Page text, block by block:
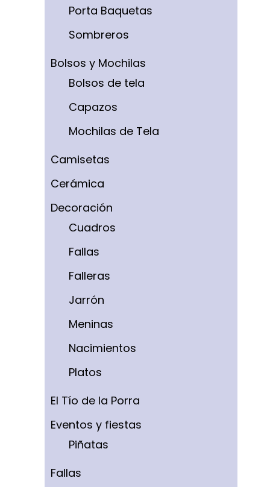
Porta Baquetas
Sombreros
Bolsos y Mochilas
Bolsos de tela
Capazos
Mochilas de Tela
Camisetas
Cerámica
Decoración
Cuadros
Fallas
Falleras
Jarrón
Meninas
Nacimientos
Platos
El Tío de la Porra
Eventos y fiestas
Piñatas
Fallas